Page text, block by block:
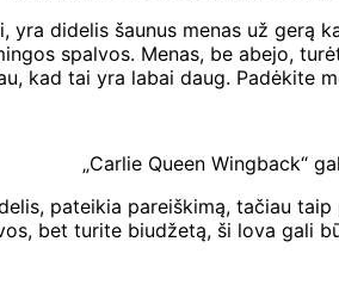
yra didelis šaunus menas už gerą
spalvos. Menas, be abejo,
kad tai yra labai daug. Padėkite
„Carlie Queen Wingback“
pateikia pareiškimą, tačiau
bet turite biudžetą, ši lova gali